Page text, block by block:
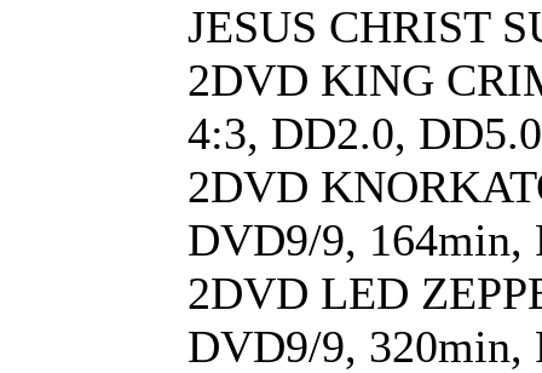
JESUS CHRIST
2DVD KING
4:3, DD2.0, DD5.0
2DVD
DVD9/9, 164min,
2DVD LED
DVD9/9, 320min,